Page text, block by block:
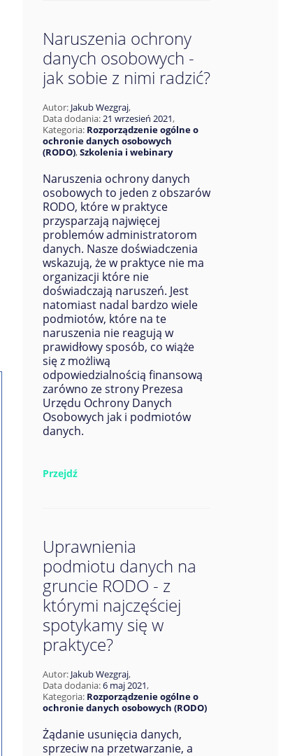
Naruszenia ochrony
danych osobowych -
jak sobie z nimi radzić?
Autor: Jakub Wezgraj,
Data dodania:21 wrzesień 2021,
Kategoria: Rozporządzenie ogólne o
ochronie danych osobowych
(RODO),Szkolenia i webinary
Naruszenia ochrony danych
osobowych to jeden z obszarów
RODO, które w praktyce
przysparzają najwięcej
problemów administratorom
danych. Nasze doświadczenia
wskazują, że w praktyce nie ma
organizacji które nie
doświadczają naruszeń. Jest
natomiast nadal bardzo wiele
podmiotów, które na te
naruszenia nie reagują w
prawidłowy sposób, co wiąże
się z możliwą
odpowiedzialnością finansową
zarówno ze strony Prezesa
Urzędu Ochrony Danych
Osobowych jak i podmiotów
danych.
Przejdź
Uprawnienia
podmiotu danych na
gruncie RODO - z
którymi najczęściej
spotykamy się w
praktyce?
Autor: Jakub Wezgraj,
Data dodania:6 maj 2021,
Kategoria: Rozporządzenie ogólne o
ochronie danych osobowych (RODO)
Żądanie usunięcia danych,
sprzeciw na przetwarzanie, a